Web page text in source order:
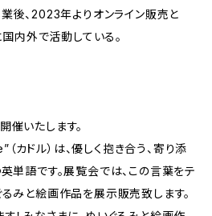
、2023年よりオンライン販売と
内外で活動している。
催いたします。
カドル）は、優しく抱き合う、寄り添
単語です。展覧会では、この言葉をテ
みと絵画作品を展示販売致します。